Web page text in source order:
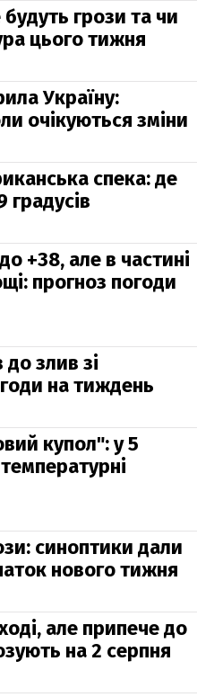
грози та чи
цього тижня
Україну:
очікуються зміни
спека: де
градусів
+38, але в частині
прогноз погоди
до злив зі
на тиждень
купол": у 5
синоптики дали
нового тижня
але припече до
на 2 серпня